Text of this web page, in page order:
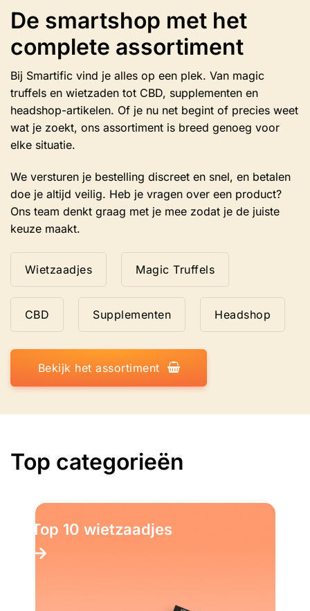
De smartshop met het
complete assortiment
Bij Smartific vind je alles op een plek. Van magic
truffels en wietzaden tot CBD, supplementen en
headshop-artikelen. Of je nu net begint of precies weet
wat je zoekt, ons assortiment is breed genoeg voor
elke situatie.
We versturen je bestelling discreet en snel, en betalen
doe je altijd veilig. Heb je vragen over een product?
Ons team denkt graag met je mee zodat je de juiste
keuze maakt.
Wietzaadjes Magic Truffels
CBD Supplementen Headshop
Bekijk het assortiment
Top categorieën